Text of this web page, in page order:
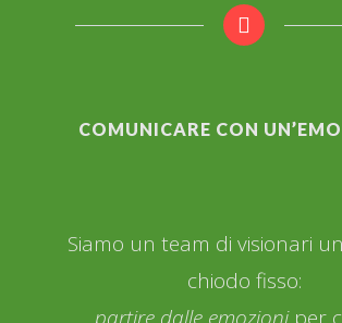
COMUNICARE CON
Siamo un team di visionari
chiodo fisso: